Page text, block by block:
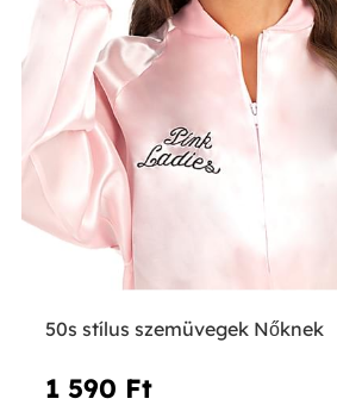
50s stílus szemüvegek Nőknek
1 590 Ft‎